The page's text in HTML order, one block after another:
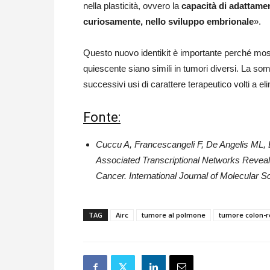
nella plasticità, ovvero la capacità di
curiosamente, nello sviluppo embrionale».
Questo nuovo identikit è importante perché
quiescente siano simili in tumori diversi. La
successivi usi di carattere terapeutico volti a
Fonte:
Cuccu A, Francescangeli F, De Angelis
Associated Transcriptional Networks
Cancer. International Journal of Molecular
TAG Airc tumore al polmone tumore colon-